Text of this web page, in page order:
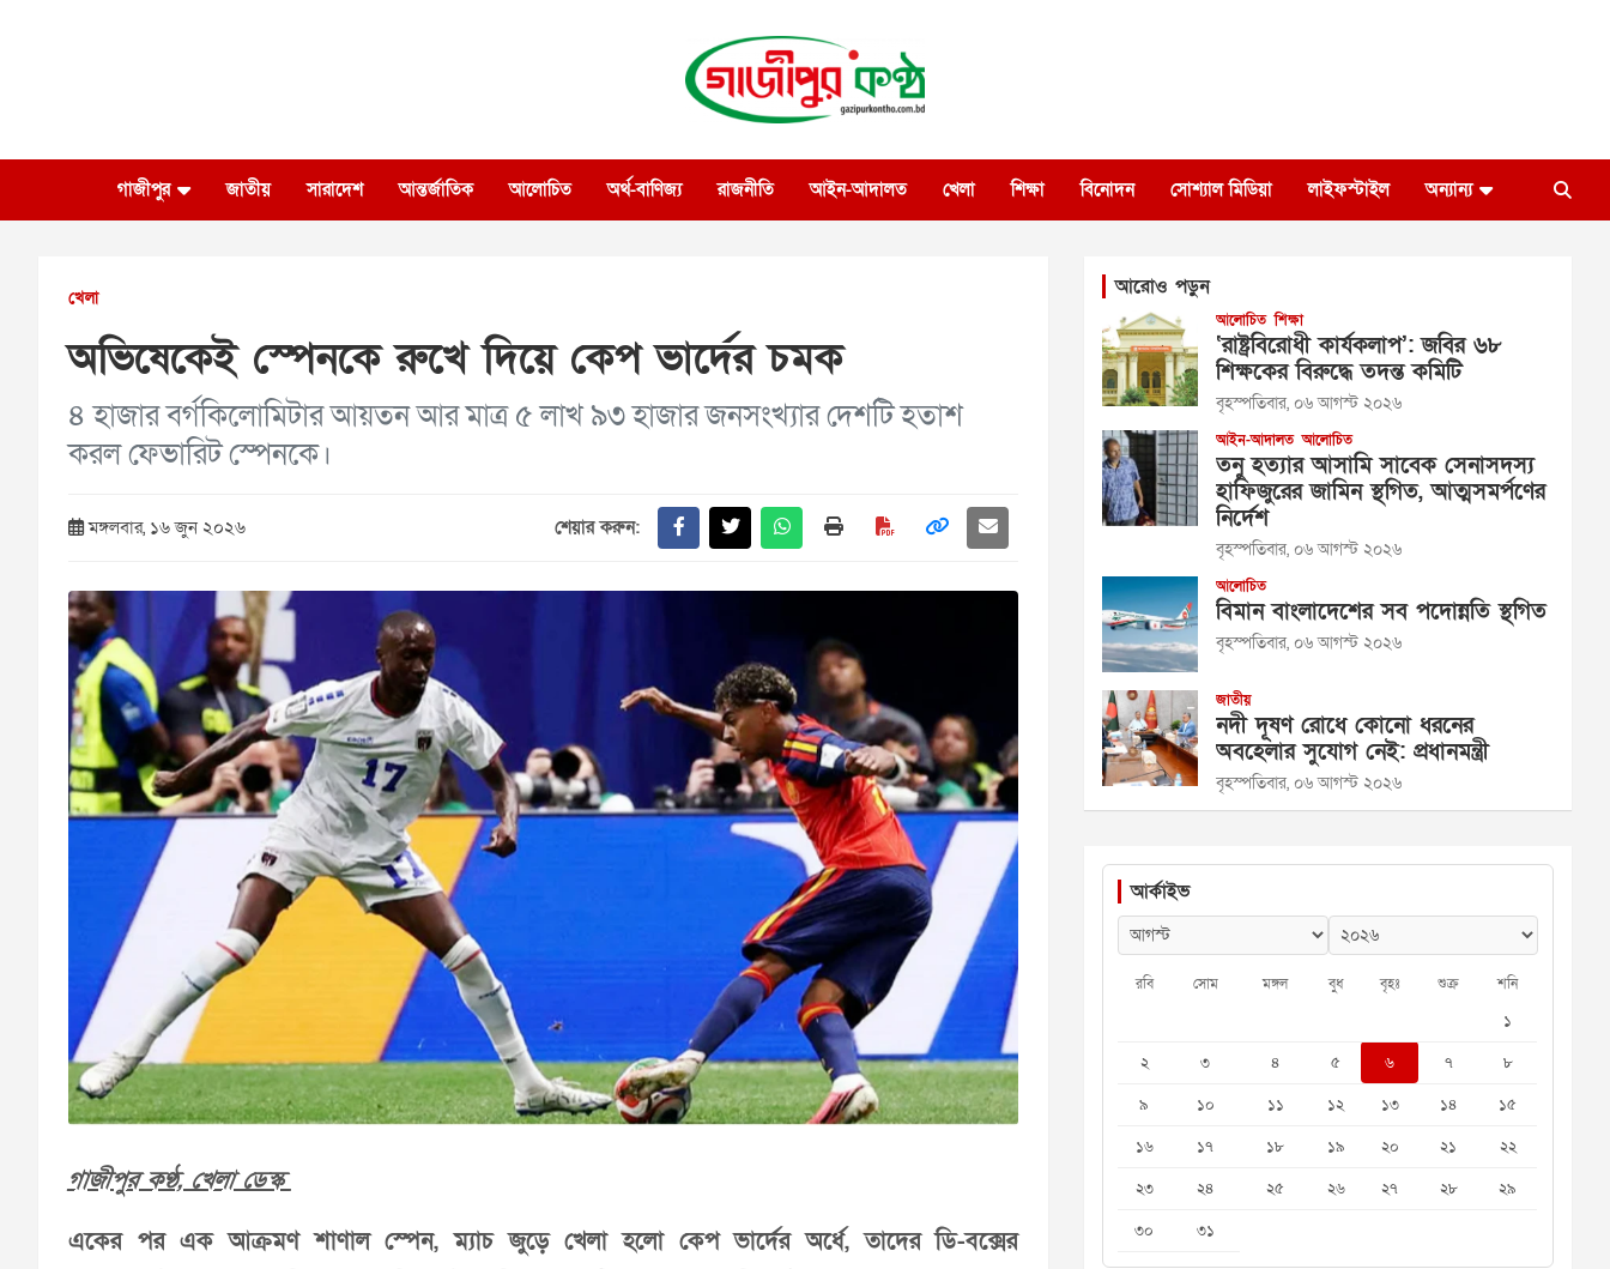
গাজীপুর কণ্ঠ
গাজীপুর জাতীয় সারাদেশ আন্তর্জাতিক আলোচিত অর্থ-বাণিজ্য রাজনীতি আইন-আদালত খেলা শিক্ষা বিনোদন সোশ্যাল মিডিয়া লাইফস্টাইল অন্যান্য
খেলা
অভিষেকেই স্পেনকে রুখে দিয়ে কেপ ভার্দের চমক
৪ হাজার বর্গকিলোমিটার আয়তন আর মাত্র ৫ লাখ ৯৩ হাজার জনসংখ্যার দেশটি হতাশ
করল ফেভারিট স্পেনকে।
মঙ্গলবার, ১৬ জুন ২০২৬ শেয়ার করুন:
গাজীপুর কণ্ঠ, খেলা ডেস্ক
একের পর এক আক্রমণ শাণাল স্পেন, ম্যাচ জুড়ে খেলা হলো কেপ ভার্দের অর্ধে, তাদের ডি-বক্সের
আরোও পড়ুন
আলোচিত শিক্ষা
‘রাষ্ট্রবিরোধী কার্যকলাপ’: জবির ৬৮
শিক্ষকের বিরুদ্ধে তদন্ত কমিটি
বৃহস্পতিবার, ০৬ আগস্ট ২০২৬
আইন-আদালত আলোচিত
তনু হত্যার আসামি সাবেক সেনাসদস্য
হাফিজুরের জামিন স্থগিত, আত্মসমর্পণের
নির্দেশ
বৃহস্পতিবার, ০৬ আগস্ট ২০২৬
আলোচিত
বিমান বাংলাদেশের সব পদোন্নতি স্থগিত
বৃহস্পতিবার, ০৬ আগস্ট ২০২৬
জাতীয়
নদী দূষণ রোধে কোনো ধরনের
অবহেলার সুযোগ নেই: প্রধানমন্ত্রী
বৃহস্পতিবার, ০৬ আগস্ট ২০২৬
আর্কাইভ
রবি সোম মঙ্গল বুধ বৃহঃ শুক্র শনি
১
২
৩ ৪ ৫ ৬ ৭
৮
৯
১০ ১১ ১২ ১৩ ১৪
১৫
১৬
১৭ ১৮ ১৯ ২০ ২১
২২
২৩
২৪ ২৫ ২৬ ২৭ ২৮
২৯
৩০
৩১